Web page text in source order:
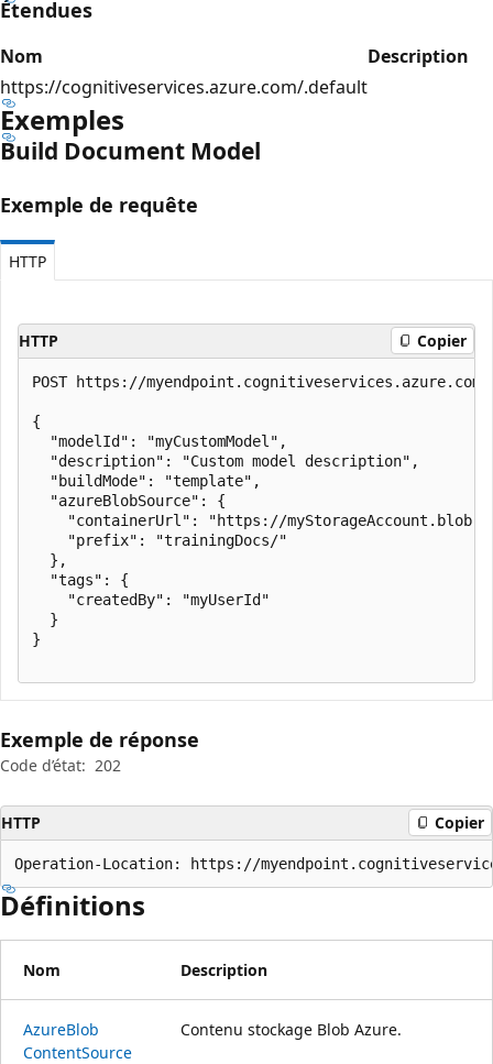
Étendues
Nom
Description
https://cognitiveservices.azure.com/.default
Exemples
Build Document Model
Exemple de requête
HTTP
HTTP Copier
POST https://
{
  "modelId": "myCustomModel",
  "description": "Custom model description",
  "buildMode": "template",
  "azureBlobSource": {
"containerUrl": "https://
    "prefix": "trainingDocs/"
  },
  "tags": {
    "createdBy": "myUserId"
  }
}
Exemple de réponse
Code d’état: 202
HTTP Copier
Operation-Location: https://
Définitions
Nom Description
AzureBlob
ContentSource
Contenu stockage Blob Azure.